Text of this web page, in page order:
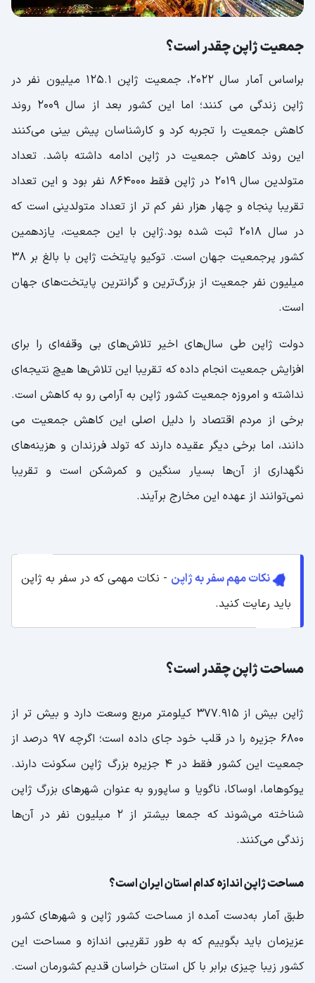
جمعیت ژاپن چقدر است؟
براساس آمار سال 2022، جمعیت ژاپن 125.1 میلیون نفر در
ژاپن زندگی می کنند؛ اما این کشور بعد از سال 2009 روند
کاهش جمعیت را تجربه کرد و کارشناسان پیش بینی می‌کنند
این روند کاهش جمعیت در ژاپن ادامه داشته باشد. تعداد
متولدین سال 2019 در ژاپن فقط 864000 نفر بود و این تعداد
تقریبا پنجاه و چهار هزار نفر کم تر از تعداد متولدینی است که
در سال 2018 ثبت شده بود.ژاپن با این جمعیت، یازدهمین
کشور پرجمعیت جهان است. توکیو پایتخت ژاپن با بالغ بر ۳۸
میلیون نفر جمعیت از بزرگ‌ترین و گرانترین پایتخت‌های جهان
است.
دولت ژاپن طی سال‌های اخیر تلاش‌های بی وقفه‌ای را برای
افزایش جمعیت انجام داده که تقریبا این تلاش‌ها هیچ نتیجه‌ای
نداشته و امروزه جمعیت کشور ژاپن به آرامی رو به کاهش است.
برخی از مردم اقتصاد را دلیل اصلی این کاهش جمعیت می
دانند، اما برخی دیگر عقیده دارند که تولد فرزندان و هزینه‌های
نگهداری از آن‌ها بسیار سنگین و کمرشکن است و تقریبا
نمی‌توانند از عهده این مخارج برآیند.
نکات مهم سفر به ژاپن - نکات مهمی که در سفر به ژاپن
باید رعایت کنید.
مساحت ژاپن چقدر است؟
ژاپن بیش از 377.915 کیلومتر مربع وسعت دارد و بیش تر از
6800 جزیره را در قلب خود جای داده است؛ اگرچه 97 درصد از
جمعیت این کشور فقط در 4 جزیره بزرگ ژاپن سکونت دارند.
یوكوهاما، اوساكا، ناگویا و ساپورو به عنوان شهرهای بزرگ ژاپن
شناخته می‌شوند که جمعا بیشتر از 2 میلیون نفر در آن‌ها
زندگی می‌کنند.
مساحت ژاپن اندازه کدام استان ایران است؟
طبق آمار به‌دست آمده از مساحت کشور ژاپن و شهرهای کشور
عزیزمان باید بگوییم که به طور تقریبی اندازه و مساحت این
کشور زیبا چیزی برابر با کل استان خراسان قدیم کشورمان است.